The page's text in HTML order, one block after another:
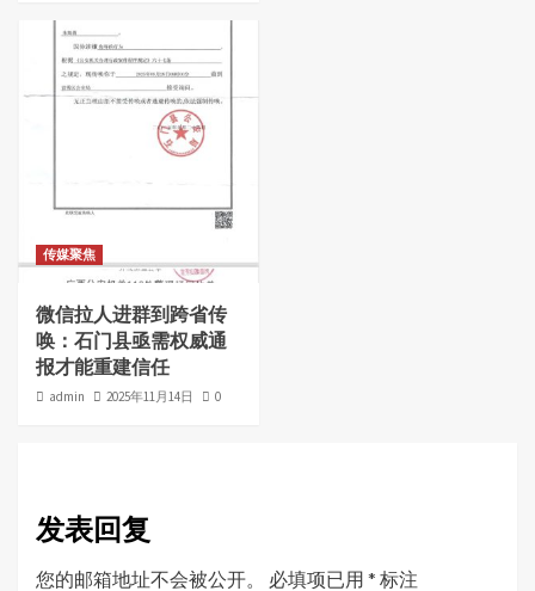
传媒聚焦
微信拉人进群到跨省传
唤：石门县亟需权威通
报才能重建信任
admin 2025年11月14日 0
发表回复
您的邮箱地址不会被公开。 必填项已用 * 标注